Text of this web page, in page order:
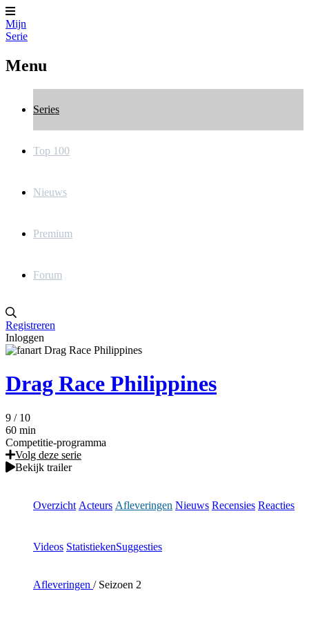
Mijn
Serie
Menu
Series
Top 100
Nieuws
Premium
Forum
Registreren
Inloggen
Drag Race Philippines
9 / 10
60 min
Competitie-programma
Volg deze serie
Bekijk trailer
Overzicht Acteurs Afleveringen Nieuws Recensies Reacties
Videos StatistiekenSuggesties
Afleveringen /Seizoen 2